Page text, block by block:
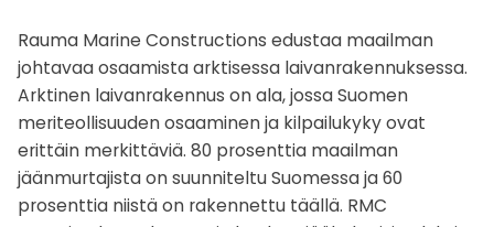
Rauma Marine Constructions edustaa maailman
johtavaa osaamista arktisessa laivanrakennuksessa.
Arktinen laivanrakennus on ala, jossa Suomen
meriteollisuuden osaaminen ja kilpailukyky ovat
erittäin merkittäviä. 80 prosenttia maailman
jäänmurtajista on suunniteltu Suomessa ja 60
prosenttia niistä on rakennettu täällä. RMC